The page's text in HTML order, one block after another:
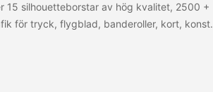
15 silhouetteborstar av hög kvalitet, 2500 +
för tryck, flygblad, banderoller, kort, konst.